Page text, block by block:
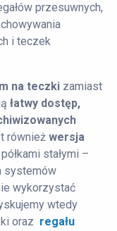
przesuwnych,
i teczek
na teczki zamiast
łatwy dostęp,
również wersja
stałymi –
systemów
wykorzystać
wtedy
oraz regału